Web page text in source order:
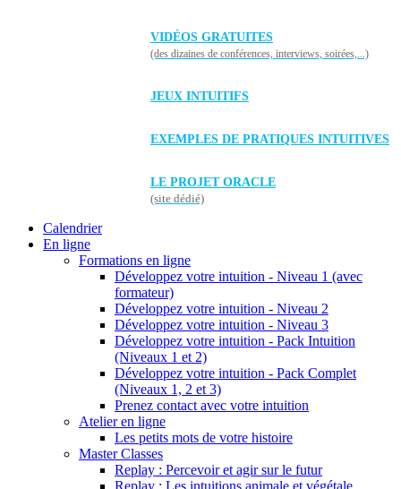
VIDÉOS GRATUITES
(des dizaines de conférences, interviews, soirées,...)
JEUX INTUITIFS
EXEMPLES DE PRATIQUES INTUITIVES
LE PROJET ORACLE
(site dédié)
Calendrier
En ligne
Formations en ligne
Développez votre intuition - Niveau 1 (avec
formateur)
Développez votre intuition - Niveau 2
Développez votre intuition - Niveau 3
Développez votre intuition - Pack Intuition
(Niveaux 1 et 2)
Développez votre intuition - Pack Complet
(Niveaux 1, 2 et 3)
Prenez contact avec votre intuition
Atelier en ligne
Les petits mots de votre histoire
Master Classes
Replay : Percevoir et agir sur le futur
Replay : Les intuitions animale et végétale